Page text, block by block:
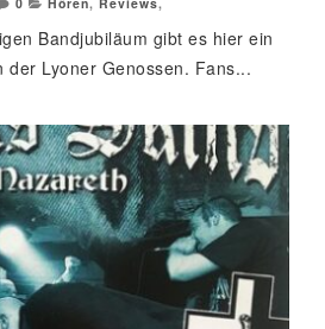
Bandjubiläum gibt es hier ein
der Lyoner Genossen. Fans...